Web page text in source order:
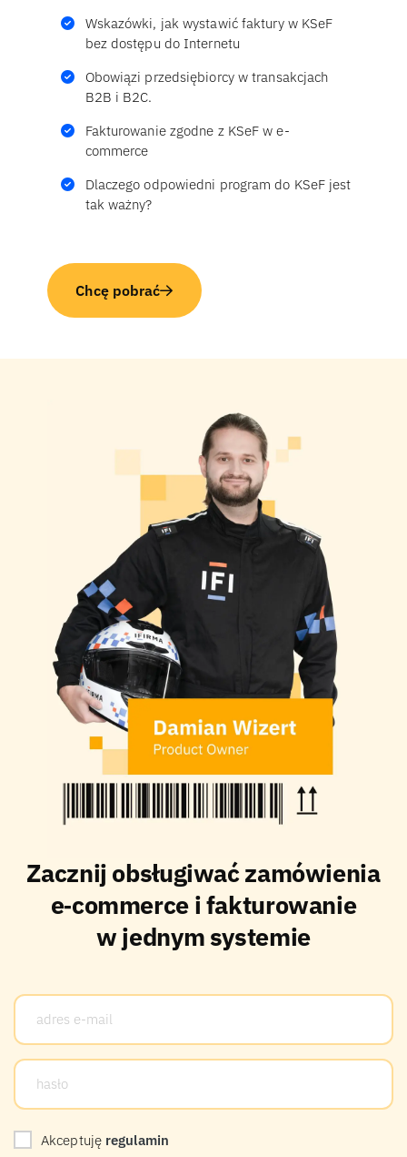
Wskazówki, jak wystawić faktury w KSeF
bez dostępu do Internetu
Obowiązi przedsiębiorcy w transakcjach
B2B i B2C.
Fakturowanie zgodne z KSeF w e-
commerce
Dlaczego odpowiedni program do KSeF jest
tak ważny?
Chcę pobrać
Zacznij obsługiwać zamówienia
e‑commerce i fakturowanie
w jednym systemie
Akceptuję regulamin